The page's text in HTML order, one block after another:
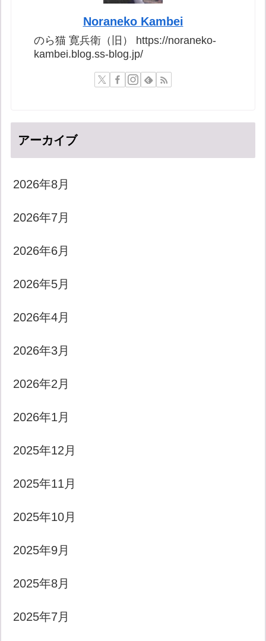
Noraneko Kambei
のら猫 寛兵衛（旧） https://noraneko-
kambei.blog.ss-blog.jp/
アーカイブ
2026年8月
2026年7月
2026年6月
2026年5月
2026年4月
2026年3月
2026年2月
2026年1月
2025年12月
2025年11月
2025年10月
2025年9月
2025年8月
2025年7月